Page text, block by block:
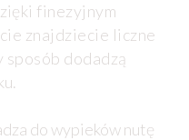
finezyjnym
znajdziecie liczne
dodadzą
do wypieków nutę